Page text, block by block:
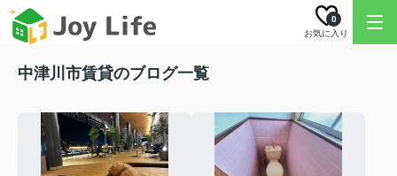
お気に入り
0
中津川市賃貸のブログ一覧